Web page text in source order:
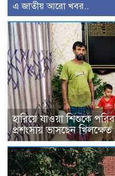
এ জাতীয় আরো খবর..
হারিয়ে যাওয়া শিশুকে
প্রশংসায় ভাসছেন